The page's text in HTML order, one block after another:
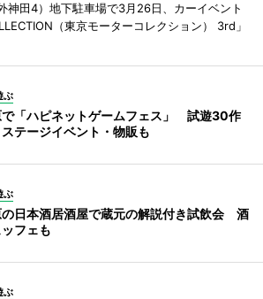
神田4）地下駐車場で3月26日、カーイベント
（東京モーターコレクション） 3rd」
ぶ
で「ハピネットゲームフェス」 試遊30作
テージイベント・物販も
ぶ
日本酒居酒屋で蔵元の解説付き試飲会 酒
フェも
ぶ